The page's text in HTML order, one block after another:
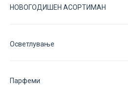
НОВОГОДИШЕН АСОРТИМАН
Осветлување
Парфеми